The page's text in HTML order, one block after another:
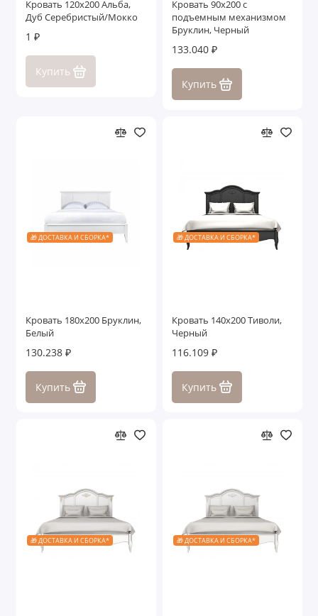
Кровать 120x200 Альба,
Дуб Серебристый/Мокко
1 ₽
Купить
Кровать 90x200 с
подъемным механизмом
Бруклин, Черный
133.040 ₽
Купить
🎁 ДОСТАВКА И СБОРКА*
Кровать 180x200 Бруклин,
Белый
130.238 ₽
Купить
🎁 ДОСТАВКА И СБОРКА*
Кровать 140x200 Тиволи,
Черный
116.109 ₽
Купить
🎁 ДОСТАВКА И СБОРКА* 🎁 ДОСТАВКА И СБОРКА*